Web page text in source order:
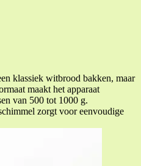
klassiek witbrood bakken, maar
maakt het apparaat
van 500 tot 1000 g.
zorgt voor eenvoudige